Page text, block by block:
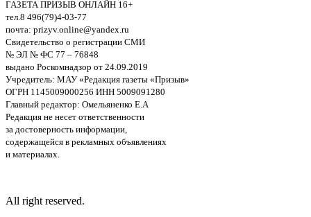
ГАЗЕТА ПРИЗЫВ ОНЛАЙН 16+
тел.8 496(79)4-03-77
почта: prizyv.online@yandex.ru
Свидетельство о регистрации СМИ
№ ЭЛ № ФС 77 – 76848
выдано Роскомнадзор от 24.09.2019
Учредитель: МАУ «Редакция газеты «Призыв»
ОГРН 1145009000256 ИНН 5009091280
Главный редактор: Омельяненко Е.А
Редакция не несет ответственности
за достоверность информации,
содержащейся в рекламных объявлениях
и материалах.
All right reserved.